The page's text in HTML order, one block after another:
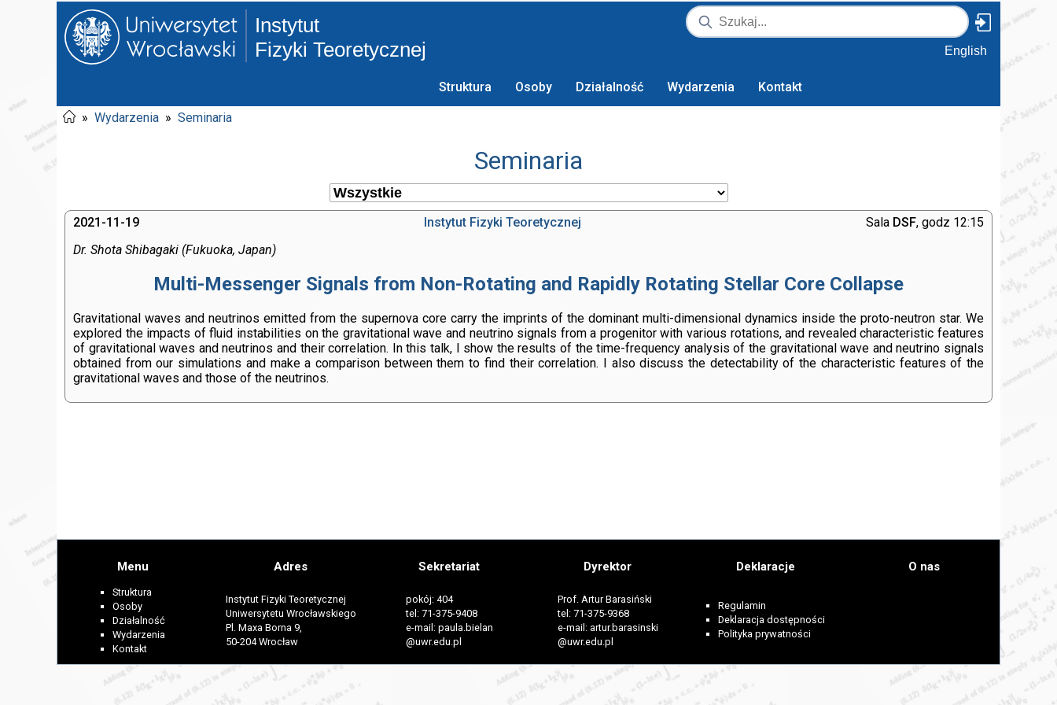
Instytut
Fizyki Teoretycznej
English
Struktura Osoby Działalność Wydarzenia Kontakt
» Wydarzenia » Seminaria
Seminaria
2021-11-19 Sala DSF, godz 12:15
Instytut Fizyki Teoretycznej
Dr. Shota Shibagaki (Fukuoka, Japan)
Multi-Messenger Signals from Non-Rotating and Rapidly Rotating Stellar Core Collapse
Gravitational waves and neutrinos emitted from the supernova core carry the imprints of the dominant multi-dimensional dynamics inside the proto-neutron star. We
explored the impacts of fluid instabilities on the gravitational wave and neutrino signals from a progenitor with various rotations, and revealed characteristic features
of gravitational waves and neutrinos and their correlation. In this talk, I show the results of the time-frequency analysis of the gravitational wave and neutrino signals
obtained from our simulations and make a comparison between them to find their correlation. I also discuss the detectability of the characteristic features of the
gravitational waves and those of the neutrinos.
Menu
Struktura
Osoby
Działalność
Wydarzenia
Kontakt
Adres
Instytut Fizyki Teoretycznej
Uniwersytetu Wrocławskiego
Pl. Maxa Borna 9,
50-204 Wrocław
Sekretariat
pokój: 404
tel: 71-375-9408
e-mail: paula.bielan
@uwr.edu.pl
Dyrektor
Prof. Artur Barasiński
tel: 71-375-9368
e-mail: artur.barasinski
@uwr.edu.pl
Deklaracje
Regulamin
Deklaracja dostępności
Polityka prywatności
O nas